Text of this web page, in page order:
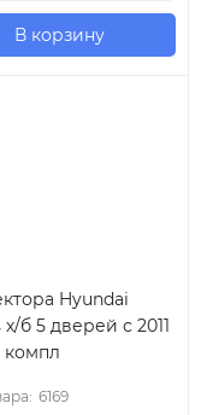
В корзину
Hyundai
б 5 дверей с 2011
компл
6169